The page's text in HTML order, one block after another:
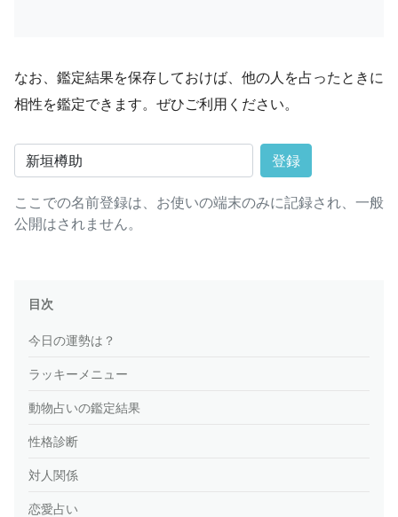
なお、鑑定結果を保存しておけば、他の人を占ったときに
相性を鑑定できます。ぜひご利用ください。
登録
ここでの名前登録は、お使いの端末のみに記録され、一般
公開はされません。
目次
今日の運勢は？
ラッキーメニュー
動物占いの鑑定結果
性格診断
対人関係
恋愛占い